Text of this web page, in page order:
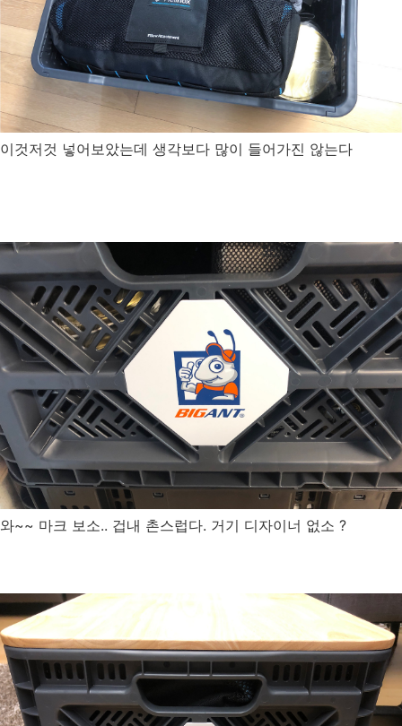
이것저것 넣어보았는데 생각보다 많이 들어가진 않는다
와~~ 마크 보소.. 겁내 촌스럽다. 거기 디자이너 없소 ?